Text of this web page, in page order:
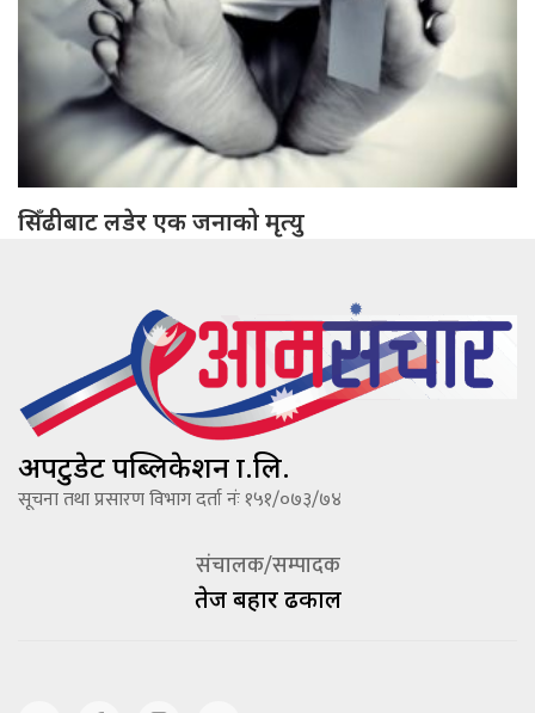
सिँढीबाट लडेर एक जनाको मृत्यु
अपटुडेट पब्लिकेशन प्रा.लि.
सूचना तथा प्रसारण विभाग दर्ता नंः १५१/०७३/७४
संचालक/सम्पादक
तेज बहादूर ढकाल